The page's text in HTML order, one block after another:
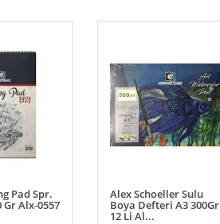
Pad Spr.
Gr Alx-0557
Alex Schoeller Sulu
Boya Defteri A3 300Gr
12 Li Al...